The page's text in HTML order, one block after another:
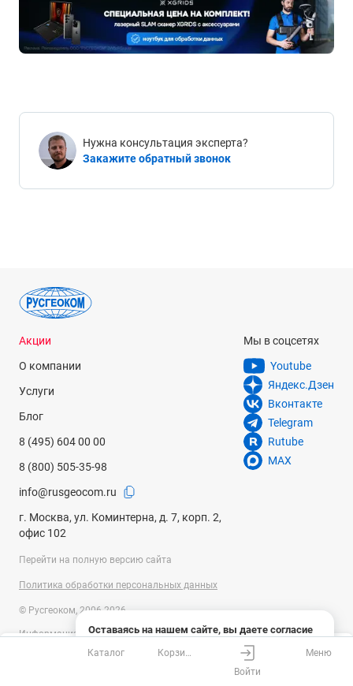
Нужна консультация эксперта?
Закажите обратный звонок
Оставаясь на нашем сайте, вы даете согласие
на использование файлов cookies и сбор данных
системами веб-аналитики
Акции
О компании
Услуги
Блог
8 (495) 604 00 00
8 (800) 505-35-98
info@rusgeocom.ru
г. Москва, ул. Коминтерна, д. 7, корп. 2,
офис 102
Мы в соцсетях
Youtube
Яндекс.Дзен
Вконтакте
Telegram
Rutube
MAX
Перейти на полную версию сайта
Политика обработки персональных данных
© Русгеоком, 2006-2026
Информация на сайте носит справочный характер и не является
публичной офертой, определяемой положениями Статьи 437
Гражданского кодекса Российской Федерации. Технические
Каталог
Корзина
Войти
Меню